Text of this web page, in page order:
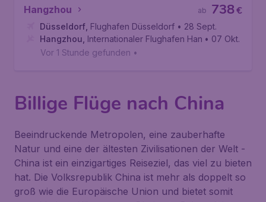
Hangzhou €
738
ab
Düsseldorf Flughafen Düsseldorf • 28 Sept.
Hangzhou Internationaler Flughafen Hangzhou Xiaoshan
• 07 Okt.
Vor 1 Stunde gefunden •
Billige Flüge nach China
Beeindruckende Metropolen, eine zauberhafte
Natur und eine der ältesten Zivilisationen der Welt -
China ist ein einzigartiges Reiseziel, das viel zu bieten
hat. Die Volksrepublik China ist mehr als doppelt so
groß wie die Europäische Union und bietet somit